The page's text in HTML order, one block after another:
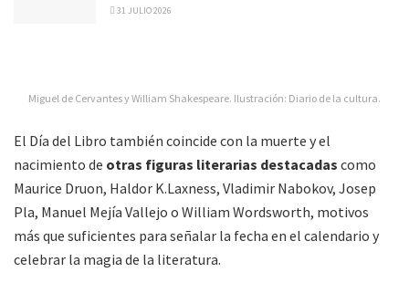
31 JULIO 2026
Miguel de Cervantes y William Shakespeare. Ilustración: Diario de la cultura.
El Día del Libro también coincide con la muerte y el
nacimiento de otras figuras literarias destacadas como
Maurice Druon, Haldor K.Laxness, Vladimir Nabokov, Josep
Pla, Manuel Mejía Vallejo o William Wordsworth, motivos
más que suficientes para señalar la fecha en el calendario y
celebrar la magia de la literatura.